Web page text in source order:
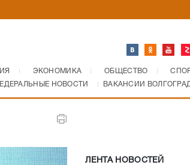
ЭКОНОМИКА ОБЩЕСТВО
НОВОСТИ ВАКАНСИИ
ЛЕНТА НОВОСТЕЙ